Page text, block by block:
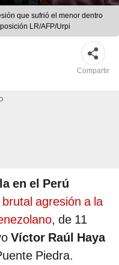
que sufrió el menor dentro
LR/AFP/Urpi
Compartir
en el Perú
brutal agresión a la
, de 11
Víctor Raúl Haya
Piedra.